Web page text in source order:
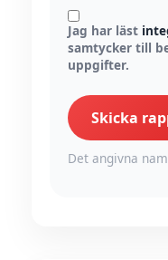
Jag har läst
samtycker till
uppgifter.
Skicka
Det angivna